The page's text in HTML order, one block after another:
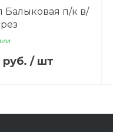
Балыковая п/к в/
руб. / шт